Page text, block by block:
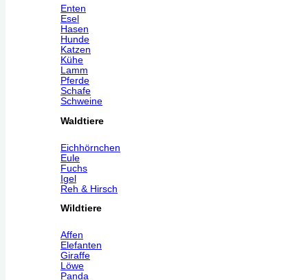
Enten
Esel
Hasen
Hunde
Katzen
Kühe
Lamm
Pferde
Schafe
Schweine
Waldtiere
Eichhörnchen
Eule
Fuchs
Igel
Reh & Hirsch
Wildtiere
Affen
Elefanten
Giraffe
Löwe
Panda